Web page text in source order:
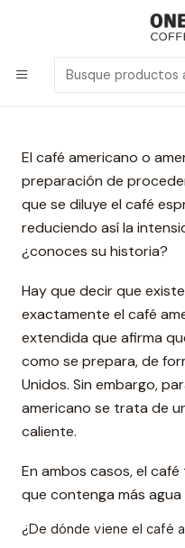
¿Por
¿Por qué se le
El café americano o
preparación de
que se diluye el café
reduciendo así la
¿conoces su historia?
Hay que decir que
exactamente el café
extendida que afirma
como se prepara, de
Unidos. Sin embargo,
americano se trata de
caliente.
En ambos casos, el
que contenga más
¿De dónde viene el café